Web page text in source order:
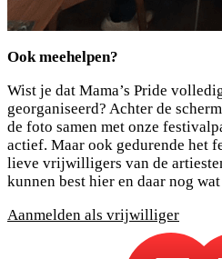
Ook meehelpen?
Wist je dat Mama’s Pride
georganiseerd? Achter de
de foto samen met onze
actief. Maar ook gedurende het
lieve vrijwilligers van de
kunnen best hier en daar nog
Aanmelden als vrijwilliger